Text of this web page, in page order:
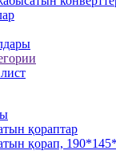
қораптар
қорап,